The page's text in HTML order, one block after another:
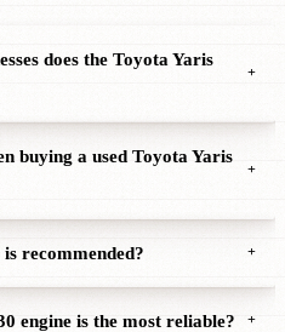
does the Toyota Yaris
+
buying a used Toyota Yaris
+
recommended? +
engine is the most reliable? +